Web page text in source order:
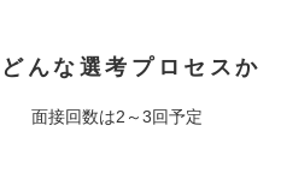
どんな選考プロセスか
面接回数は2～3回予定